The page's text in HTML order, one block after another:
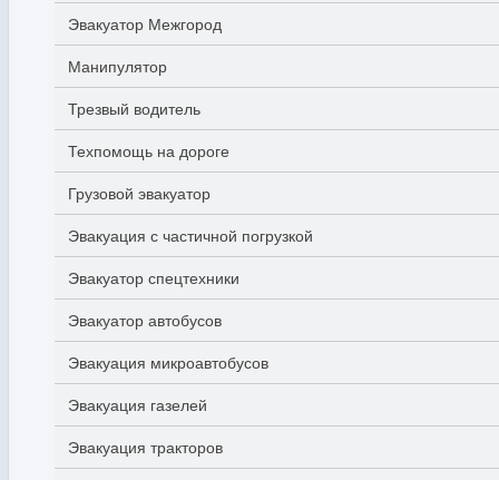
Эвакуатор Межгород
Манипулятор
Трезвый водитель
Техпомощь на дороге
Грузовой эвакуатор
Эвакуация с частичной погрузкой
Эвакуатор спецтехники
Эвакуатор автобусов
Эвакуация микроавтобусов
Эвакуация газелей
Эвакуация тракторов